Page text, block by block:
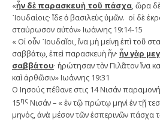
«ἦν δὲ παρασκευὴ τοῦ πάσχα , ὥρα
᾿Ιουδαίοις· ἴδε ὁ βασιλεὺς ὑμῶν. οἱ δὲ
σταύρωσον αὐτόν» Ιωάννης 19:14-15
« Οἱ οὖν ᾿Ιουδαῖοι, ἵνα μὴ μείνῃ ἐπὶ τοῦ
σαββάτῳ, ἐπεὶ παρασκευὴ ἦν· ἦν γὰρ
σαββάτου· ἠρώτησαν τὸν Πιλᾶτον ἵνα
καὶ ἀρθῶσιν» Ιωάννης 19:31
Ο Ιησούς πέθανε στις 14 Νισάν
15ης Νισάν – « ἐν τῷ πρώτῳ μηνὶ ἐν τῇ
μηνός, ἀνὰ μέσον τῶν ἑσπερινῶν πάσχα